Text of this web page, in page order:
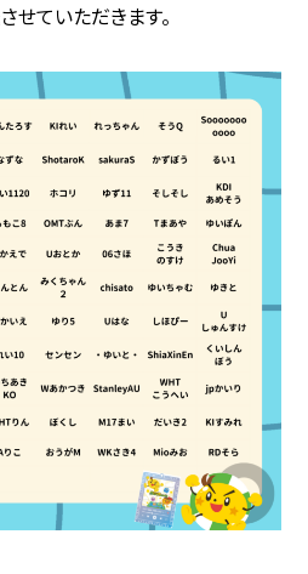
ていただきます。